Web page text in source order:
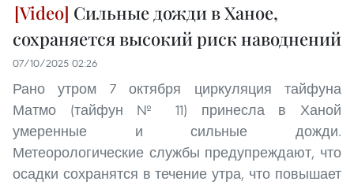
Сильные дожди в Ханое,
сохраняется высокий риск наводнений
07/10/2025 02:26
Рано утром 7 октября циркуляция тайфуна
Матмо (тайфун № 11) принесла в Ханой
умеренные и сильные дожди.
Метеорологические службы предупреждают, что
осадки сохранятся в течение утра, что повышает